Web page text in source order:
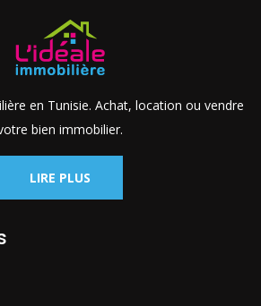
en Tunisie. Achat, location ou vendre
bien immobilier.
LIRE PLUS